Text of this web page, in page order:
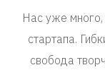
Нас уже
стартапа.
свобода